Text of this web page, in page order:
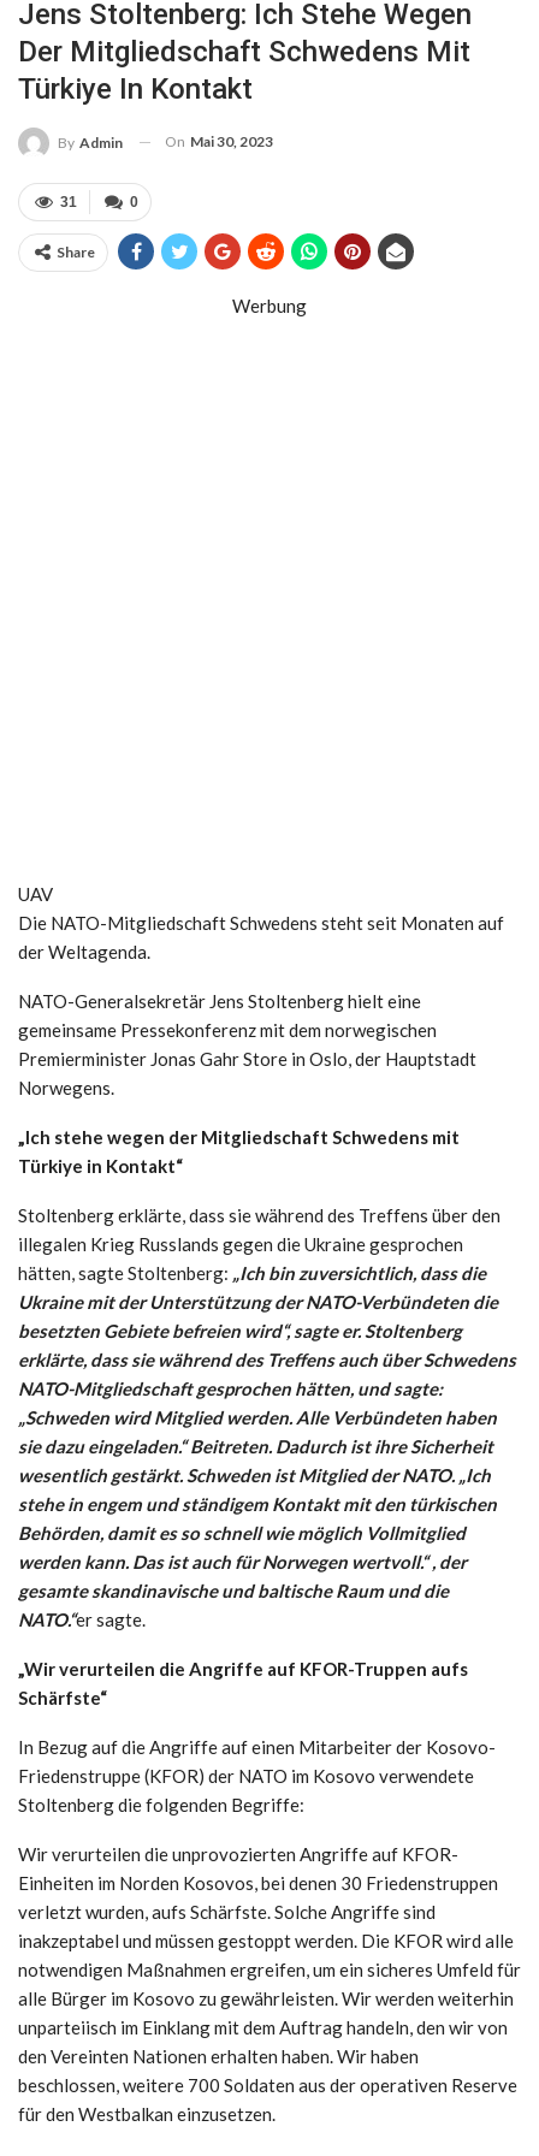
Jens Stoltenberg: Ich Stehe Wegen
Der Mitgliedschaft Schwedens Mit
Türkiye In Kontakt
By Admin On Mai 30, 2023
0
31
Share
Werbung
UAV
Die NATO-Mitgliedschaft Schwedens steht seit Monaten auf
der Weltagenda.
NATO-Generalsekretär Jens Stoltenberg hielt eine
gemeinsame Pressekonferenz mit dem norwegischen
Premierminister Jonas Gahr Store in Oslo, der Hauptstadt
Norwegens.
„Ich stehe wegen der Mitgliedschaft Schwedens mit
Türkiye in Kontakt“
Stoltenberg erklärte, dass sie während des Treffens über den
illegalen Krieg Russlands gegen die Ukraine gesprochen
hätten, sagte Stoltenberg: „Ich bin zuversichtlich, dass die
Ukraine mit der Unterstützung der NATO-Verbündeten die
besetzten Gebiete befreien wird“, sagte er. Stoltenberg
erklärte, dass sie während des Treffens auch über Schwedens
NATO-Mitgliedschaft gesprochen hätten, und sagte:
„Schweden wird Mitglied werden. Alle Verbündeten haben
sie dazu eingeladen.“ Beitreten. Dadurch ist ihre Sicherheit
wesentlich gestärkt. Schweden ist Mitglied der NATO. „Ich
stehe in engem und ständigem Kontakt mit den türkischen
Behörden, damit es so schnell wie möglich Vollmitglied
werden kann. Das ist auch für Norwegen wertvoll.“ , der
gesamte skandinavische und baltische Raum und die
NATO.“er sagte.
„Wir verurteilen die Angriffe auf KFOR-Truppen aufs
Schärfste“
In Bezug auf die Angriffe auf einen Mitarbeiter der Kosovo-
Friedenstruppe (KFOR) der NATO im Kosovo verwendete
Stoltenberg die folgenden Begriffe:
Wir verurteilen die unprovozierten Angriffe auf KFOR-
Einheiten im Norden Kosovos, bei denen 30 Friedenstruppen
verletzt wurden, aufs Schärfste. Solche Angriffe sind
inakzeptabel und müssen gestoppt werden. Die KFOR wird alle
notwendigen Maßnahmen ergreifen, um ein sicheres Umfeld für
alle Bürger im Kosovo zu gewährleisten. Wir werden weiterhin
unparteiisch im Einklang mit dem Auftrag handeln, den wir von
den Vereinten Nationen erhalten haben. Wir haben
beschlossen, weitere 700 Soldaten aus der operativen Reserve
für den Westbalkan einzusetzen.